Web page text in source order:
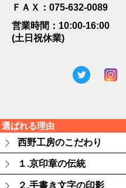
ＦＡＸ：075-632-0089
営業時間：10:00-16:00
(土日祝休業)
選ばれる理由
西野工房のこだわり
１.京印章の伝統
２.手書き文字の印影